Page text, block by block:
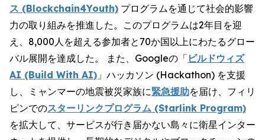
ス (Blockchain4Youth) プログラムを通じて社会的影響
力の取り組みを推進した。このプログラムは2年目を迎
え、8,000人を超える参加者と70か国以上にわたるグロー
バル展開を達成した。 また、Googleの「 ビルドウィズ
AI (Build With AI) 」ハッカソン (Hackathon) を支援
し、ミャンマーの地震被災家族に緊急援助を届け、フィリ
ピンでのスターリンクプログラム (Starlink Program)
を拡大して、サービスが行き届かない島々に衛星インター